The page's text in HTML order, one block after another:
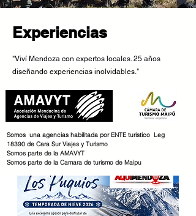
Experiencias
"Viví Mendoza con expertos locales. 25 años
diseñando experiencias inolvidables."
Somos una agencias habilitada por ENTE turistico Leg
18390 de Cara Sur Viajes y Turismo
Somos parte de la AMAVYT
Somos parte de la Camara de turismo de Maipu